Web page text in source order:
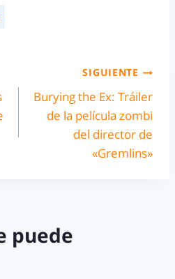
SIGUIENTE
Burying the Ex: Tráiler
de la película zombi
del director de
«Gremlins»
puede